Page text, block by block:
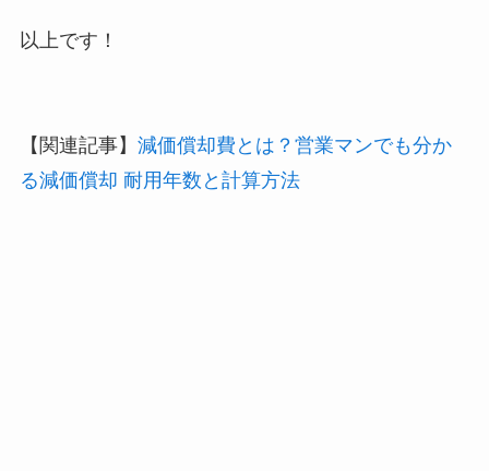
以上です！
【関連記事】 減価償却費とは？営業マンでも分か
る減価償却 耐用年数と計算方法